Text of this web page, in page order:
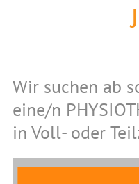
Wir suchen ab
eine/n
in Voll- oder